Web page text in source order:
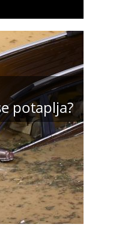
potaplja?